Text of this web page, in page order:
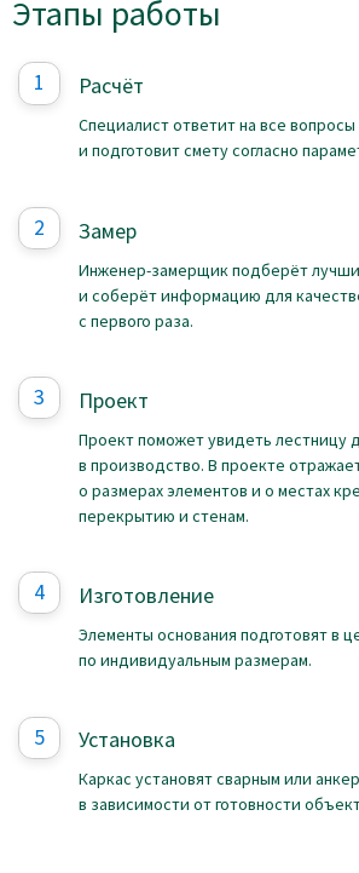
Этапы работы
Расчёт
Специалист ответит на все
и подготовит смету согласно
Замер
Инженер-замерщик подберёт
и соберёт информацию для
с первого раза.
Проект
Проект поможет увидеть лестницу
в производство. В проекте
о размерах элементов и о местах
перекрытию и стенам.
Изготовление
Элементы основания подготовят в
по индивидуальным размерам.
Установка
Каркас установят сварным или
в зависимости от готовности